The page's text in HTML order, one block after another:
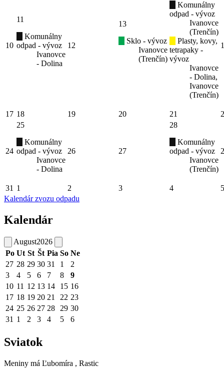
10
11
Komunálny
odpad - vývoz
Ivanovce
- Dolina
12
13
Sklo - vývoz
Ivanovce
(Trenčín)
Komunálny
odpad - vývoz
Ivanovce
(Trenčín)
Plasty, kovy,
tetrapaky -
vývoz
Ivanovce
- Dolina,
Ivanovce
(Trenčín)
17 18 19 20 21
24
25
Komunálny
odpad - vývoz
Ivanovce
- Dolina
26 27
28
Komunálny
odpad - vývoz
Ivanovce
(Trenčín)
31 1 2 3 4
5
Kalendár zvozu odpadu
Kalendár
August2026
Po Ut St Št Pia So Ne
27 28 29 30 31 1
2
3
4 5 6 7 8
9
10 11 12 13 14 15 16
17 18 19 20 21 22 23
24 25 26 27 28 29 30
31 1 2 3 4 5 6
Sviatok
Meniny má Ľubomíra , Rastic